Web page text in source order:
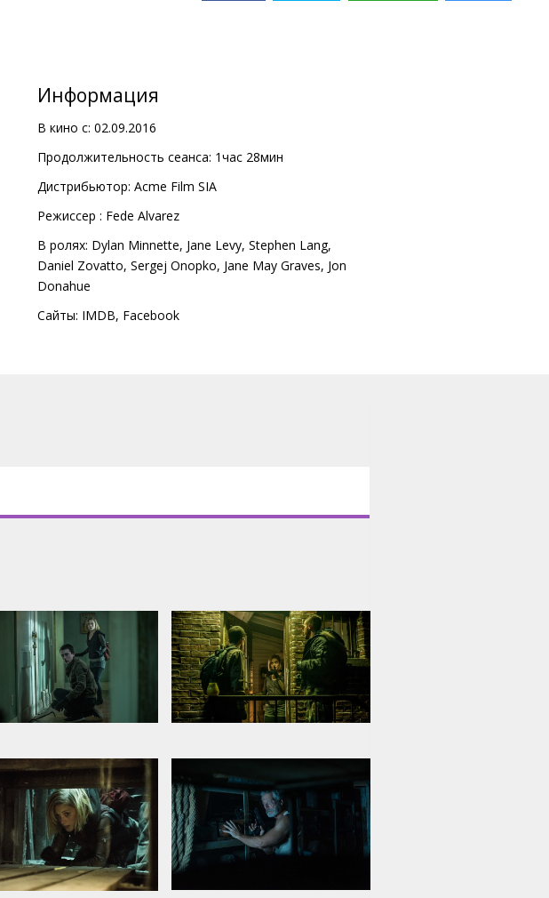
Информация
В кино с: 02.09.2016
Продолжительность сеанса: 1час 28мин
Дистрибьютор: Acme Film SIA
Pежиссер : Fede Alvarez
В ролях: Dylan Minnette, Jane Levy, Stephen Lang,
Daniel Zovatto, Sergej Onopko, Jane May Graves, Jon
Donahue
Сайты: IMDB, Facebook